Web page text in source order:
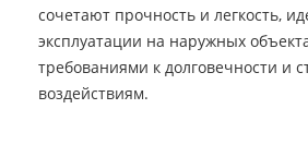
сочетают прочность и легкость,
эксплуатации на наружных
требованиями к долговечности и
воздействиям.